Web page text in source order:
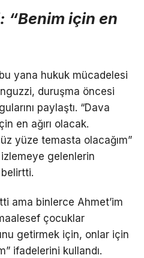
“Benim için en
yana hukuk mücadelesi
duruşma öncesi
paylaştı. “Dava
en ağırı olacak.
yüze temasta olacağım”
gelenlerin
ama binlerce Ahmet’im
çocuklar
getirmek için, onlar için
ifadelerini kullandı.